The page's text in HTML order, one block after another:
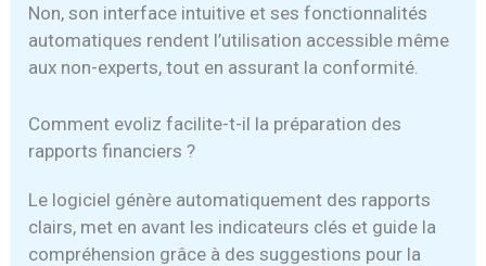
Non, son interface intuitive et ses fonctionnalités
automatiques rendent l’utilisation accessible même
aux non-experts, tout en assurant la conformité.
Comment evoliz facilite-t-il la préparation des
rapports financiers ?
Le logiciel génère automatiquement des rapports
clairs, met en avant les indicateurs clés et guide la
compréhension grâce à des suggestions pour la